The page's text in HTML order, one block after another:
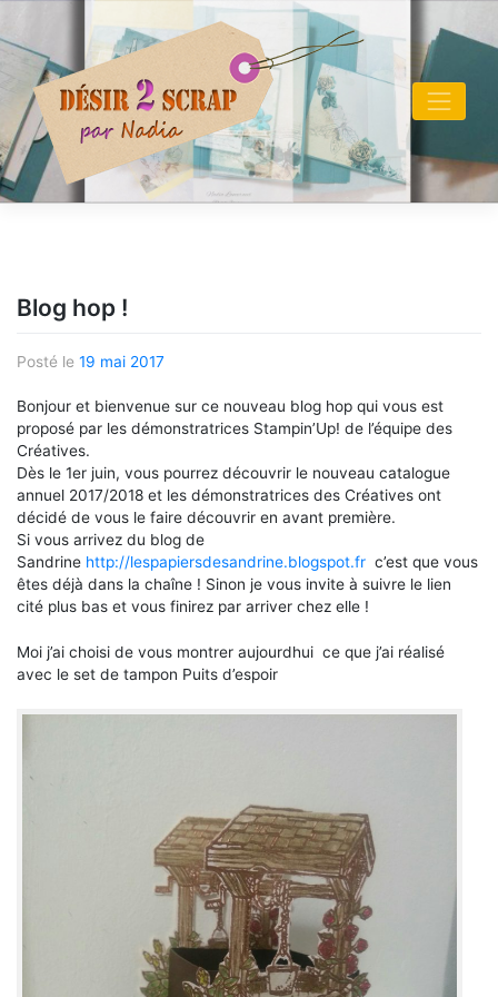
content
Blog hop !
Posté le 19 mai 2017
Bonjour et bienvenue sur ce nouveau blog hop qui vous est
proposé par les démonstratrices Stampin’Up! de l’équipe des
Créatives.
Dès le 1er juin, vous pourrez découvrir le nouveau catalogue
annuel 2017/2018 et les démonstratrices des Créatives ont
décidé de vous le faire découvrir en avant première.
Si vous arrivez du blog de
Sandrine http://lespapiersdesandrine.blogspot.fr c’est que vous
êtes déjà dans la chaîne ! Sinon je vous invite à suivre le lien
cité plus bas et vous finirez par arriver chez elle !
Moi j’ai choisi de vous montrer aujourdhui ce que j’ai réalisé
avec le set de tampon Puits d’espoir